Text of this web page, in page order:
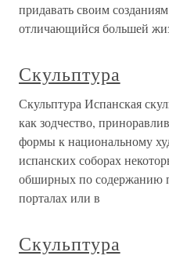
придавать своим
отличающийся большей
Скульптура
Скульптура Испанская
как зодчество,
формы к национальному
испанских соборах
обширных по содержанию
порталах или в
Скульптура